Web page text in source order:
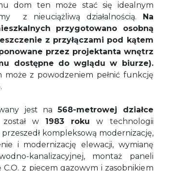
dom ten może stać się idealnym
z nieuciążliwą działalnością.
Na
przygotowano osobną
z przyłączami pod kątem
przez projektanta wnętrz
dostępne do wglądu w biurze).
może z powodzeniem pełnić funkcję
jest na568-metrowej działce
został w 1983 roku w technologii
przeszedł kompleksową modernizację,
i modernizację elewacji, wymianę
kanalizacyjnej, montaż paneli
z piecem gazowym i zasobnikiem